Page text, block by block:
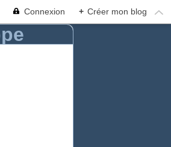
Connexion + Créer mon blog